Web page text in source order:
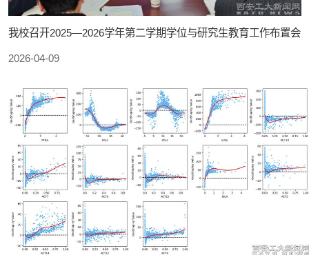
我校召开2025—2026学年第二学期学位与研究生教育工作布置会
2026-04-09